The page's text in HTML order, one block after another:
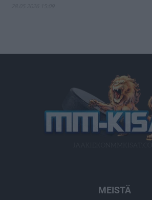
MEISTÄ